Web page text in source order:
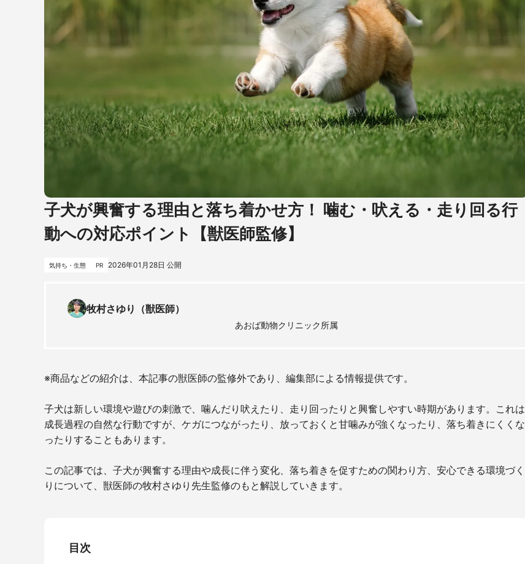
子犬が興奮する理由と落ち着かせ方！ 噛む・吠える・走り回る行
動への対応ポイント【獣医師監修】
気持ち・生態 PR 2026年01月28日 公開
牧村さゆり（獣医師）
あおば動物クリニック所属
※商品などの紹介は、本記事の獣医師の監修外であり、編集部による情報提供です。
子犬は新しい環境や遊びの刺激で、噛んだり吠えたり、走り回ったりと興奮しやすい時期があります。これは
成長過程の自然な行動ですが、ケガにつながったり、放っておくと甘噛みが強くなったり、落ち着きにくくな
ったりすることもあります。
この記事では、子犬が興奮する理由や成長に伴う変化、落ち着きを促すための関わり方、安心できる環境づく
りについて、獣医師の牧村さゆり先生監修のもと解説していきます。
目次